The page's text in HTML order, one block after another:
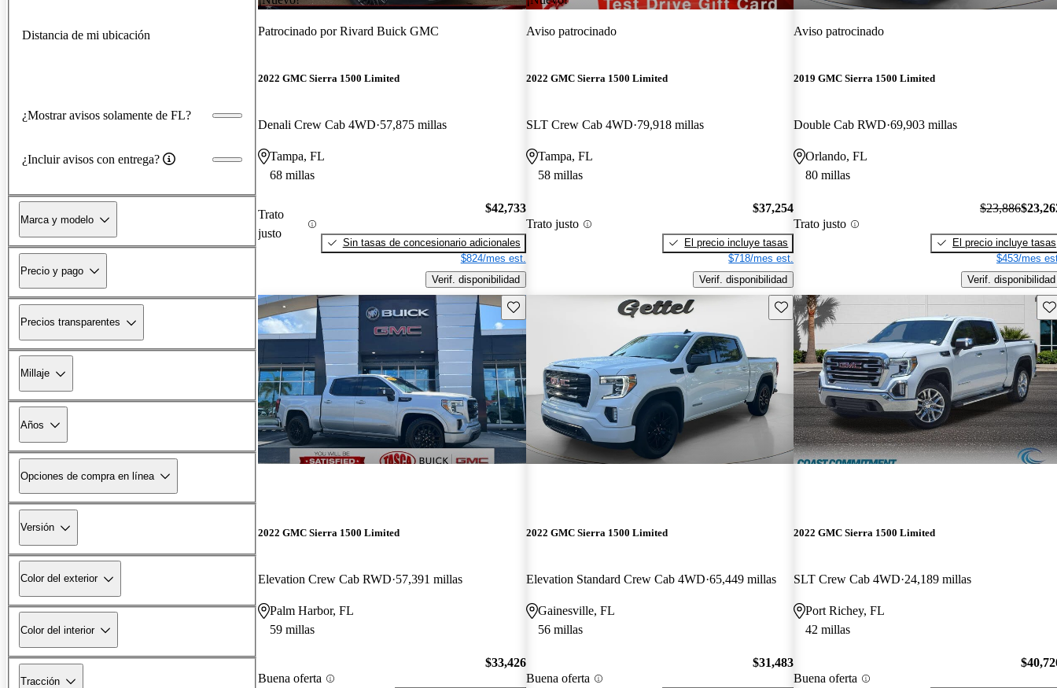
Distancia de mi ubicación
¿Mostrar avisos solamente de FL?
¿Incluir avisos con entrega?
Marca y modelo
Precio y pago
Precios transparentes
Millaje
Años
Opciones de compra en línea
Versión
Color del exterior
Color del interior
Tracción
Patrocinado porRivard Buick GMC
2022 GMC Sierra 1500 Limited
Denali Crew Cab 4WD 57,875 millas
Tampa, FL
68 millas
Trato
justo
$42,733
Sin tasas de concesionario adicionales
$824/mes est.
Verif. disponibilidad
Aviso patrocinado
2022 GMC Sierra 1500 Limited
SLT Crew Cab 4WD 79,918 millas
Tampa, FL
58 millas
Trato justo
$37,254
El precio incluye tasas
$718/mes est.
Verif. disponibilidad
Aviso patrocinado
2019 GMC Sierra 1500 Limited
Double Cab RWD 69,903 millas
Orlando, FL
80 millas
Trato justo
$23,886
El precio incluye tasas
$453/mes
Verif. disponibilidad
Guarda este Aviso
2022 GMC Sierra 1500 Limited
Elevation Crew Cab RWD 57,391 millas
Palm Harbor, FL
59 millas
Buena oferta
$33,426
Guarda este Aviso
2022 GMC Sierra 1500 Limited
Elevation Standard Crew Cab 4WD 65,449 millas
Gainesville, FL
56 millas
Buena oferta
$31,483
2022 GMC Sierra 1500 Limited
SLT Crew Cab 4WD 24,189 millas
Port Richey, FL
42 millas
Buena oferta